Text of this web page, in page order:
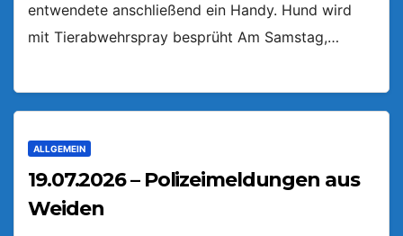
entwendete anschließend ein Handy. Hund wird
mit Tierabwehrspray besprüht Am Samstag,…
ALLGEMEIN
19.07.2026 – Polizeimeldungen aus
Weiden